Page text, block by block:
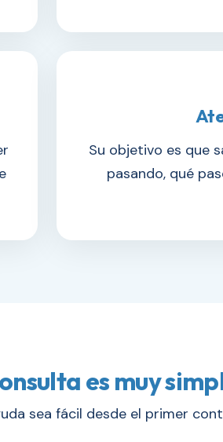
Su objetivo es que
pasando, qué
es muy
sea fácil desde el primer